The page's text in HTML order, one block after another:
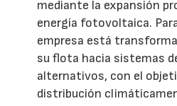
mediante la expansión
energía fotovoltaica.
empresa está
su flota hacia sistemas
alternativos, con el
distribución